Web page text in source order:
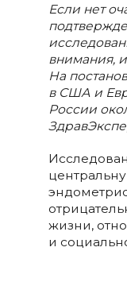
Если нет
внимания,и
На
в США и
России
жизни,
и